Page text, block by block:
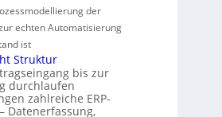
e
s
c
h
ä
f
y
s
t
è
m
e
s
e
u
r
V
e
r
t
der
echten Automatisierung
ist
Struktur
bis zur
durchlaufen
zahlreiche ERP-
Datenerfassung,